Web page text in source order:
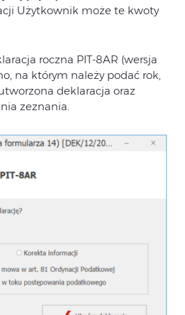
Użytkownik może te kwoty
roczna PIT-8AR (wersja
na którym należy podać rok,
deklaracja oraz
zeznania.